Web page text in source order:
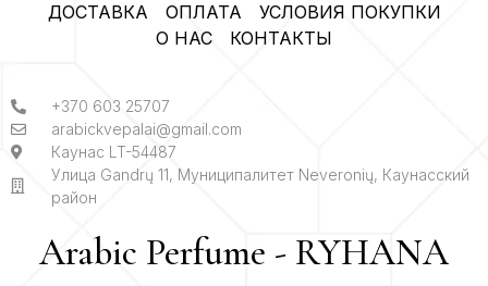
ДОСТАВКА ОПЛАТА
УСЛОВИЯ ПОКУПКИ
О НАС
КОНТАКТЫ
+370 603 25707
arabickvepalai@gmail.com
Каунас LT-54487
Улица Gandrų 11, Муниципалитет Neveronių, Каунасский
район
Arabic Perfume - RYHANA